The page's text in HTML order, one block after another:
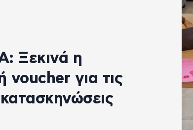
Ξεκινά η
voucher για τις
κατασκηνώσεις